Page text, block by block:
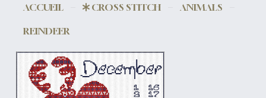
ACCUEIL CROSS STITCH
ANIMALS
REINDEER